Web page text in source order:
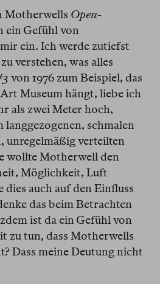
Motherwells Open-
ein Gefühl von
ein. Ich werde zutiefst
verstehen, was alles
von 1976 zum Beispiel, das
Museum hängt, liebe ich
als zwei Meter hoch,
schmalen
unregelmäßig verteilten
wollte Motherwell den
Möglichkeit, Luft
auch auf den Einfluss
das beim Betrachten
ist da ein Gefühl von
zu tun, dass Motherwells
Dass meine Deutung nicht